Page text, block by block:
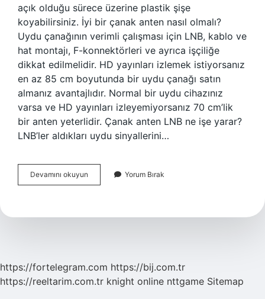
açık olduğu sürece üzerine plastik şişe
koyabilirsiniz. İyi bir çanak anten nasıl olmalı?
Uydu çanağının verimli çalışması için LNB, kablo ve
hat montajı, F-konnektörleri ve ayrıca işçiliğe
dikkat edilmelidir. HD yayınları izlemek istiyorsanız
en az 85 cm boyutunda bir uydu çanağı satın
almanız avantajlıdır. Normal bir uydu cihazınız
varsa ve HD yayınları izleyemiyorsanız 70 cm’lik
bir anten yeterlidir. Çanak anten LNB ne işe yarar?
LNB’ler aldıkları uydu sinyallerini…
Devamını okuyun
Anten
Için
Yorum Bırak
https://fortelegram.com https://bij.com.tr
https://reeltarim.com.tr knight online nttgame Sitemap